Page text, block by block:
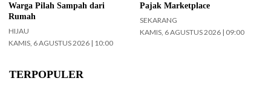
Warga Pilah Sampah dari
Rumah
HIJAU
KAMIS, 6 AGUSTUS 2026 | 10:00
Pajak Marketplace
SEKARANG
KAMIS, 6 AGUSTUS 2026 | 09:00
TERPOPULER